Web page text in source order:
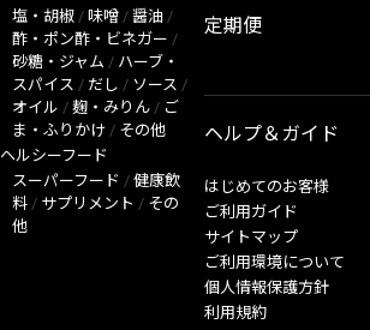
塩・胡椒 / 味噌 / 醤油 /
酢・ポン酢・ビネガー /
砂糖・ジャム / ハーブ・
スパイス / だし / ソース /
オイル / 麹・みりん / ご
ま・ふりかけ / その他
ヘルシーフード
スーパーフード / 健康飲
料 / サプリメント / その
他
定期便
ヘルプ＆ガイド
はじめてのお客様
ご利用ガイド
サイトマップ
ご利用環境について
個人情報保護方針
利用規約